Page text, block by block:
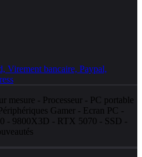
mesure - Processeur- PC portable
Gamer - Ecran PC -
- 9800X3D - RTX 5070 - SSD -